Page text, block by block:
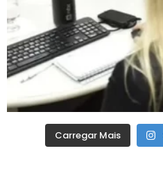
Carregar Mais